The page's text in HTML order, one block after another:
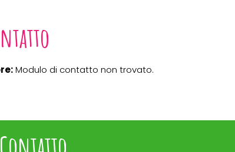
Modulo di contatto non trovato.